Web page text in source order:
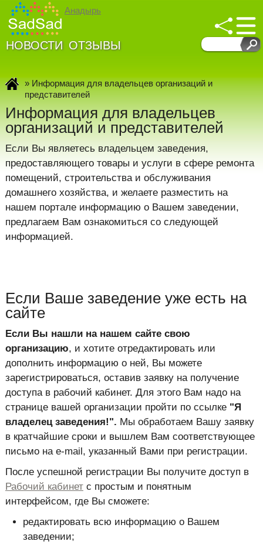
Анадырь
НОВОСТИ ОТЗЫВЫ
»Информация для владельцев организаций и
представителей
Информация для владельцев
организаций и представителей
Если Вы являетесь владельцем заведения,
предоставляющего товары и услуги в сфере ремонта
помещений, строительства и обслуживания
домашнего хозяйства, и желаете разместить на
нашем портале информацию о Вашем заведении,
предлагаем Вам ознакомиться со следующей
информацией.
Если Ваше заведение уже есть на
сайте
Если Вы нашли на нашем сайте свою
организацию, и хотите отредактировать или
дополнить информацию о ней, Вы можете
зарегистрироваться, оставив заявку на получение
доступа в рабочий кабинет. Для этого Вам надо на
странице вашей организации пройти по ссылке"Я
владелец заведения!". Мы обработаем Вашу заявку
в кратчайшие сроки и вышлем Вам соответствующее
письмо на e-mail, указанный Вами при регистрации.
После успешной регистрации Вы получите доступ в
Рабочий кабинетс простым и понятным
интерфейсом, где Вы сможете:
редактировать всю информацию о Вашем
заведении;